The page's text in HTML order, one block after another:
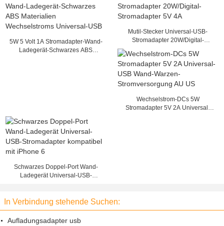
5W 5 Volt 1A Stromadapter-Wand-
Ladegerät-Schwarzes ABS
Mutil-Stecker Universal-USB-
Stromadapter 20W/Digital-
Wechselstrom-DCs 5W
Stromadapter 5V 2A Universal-
Schwarzes Doppel-Port Wand-
Ladegerät Universal-USB-
In Verbindung stehende Suchen:
Aufladungsadapter usb